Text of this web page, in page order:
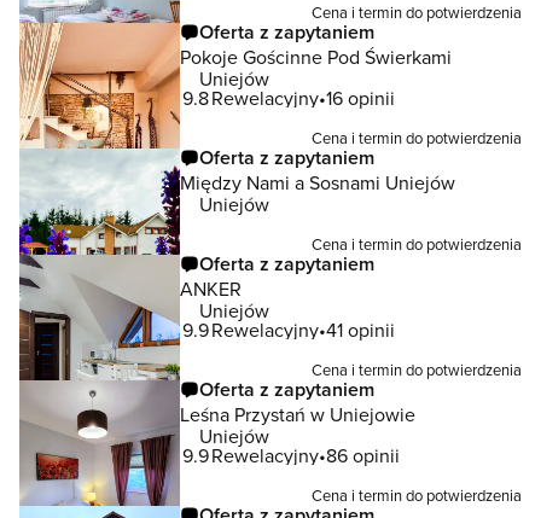
Cena i termin do potwierdzenia
Oferta z zapytaniem
Pokoje Gościnne Pod Świerkami
Uniejów
9.8Rewelacyjny 16 opinii
Cena i termin do potwierdzenia
Oferta z zapytaniem
Między Nami a Sosnami Uniejów
Uniejów
Cena i termin do potwierdzenia
Oferta z zapytaniem
ANKER
Uniejów
9.9Rewelacyjny 41 opinii
Cena i termin do potwierdzenia
Oferta z zapytaniem
Leśna Przystań w Uniejowie
Uniejów
9.9Rewelacyjny 86 opinii
Cena i termin do potwierdzenia